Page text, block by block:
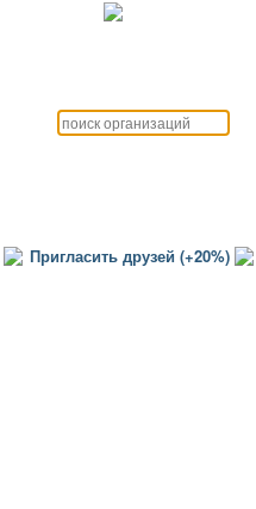
Пригласить друзей (+20%)